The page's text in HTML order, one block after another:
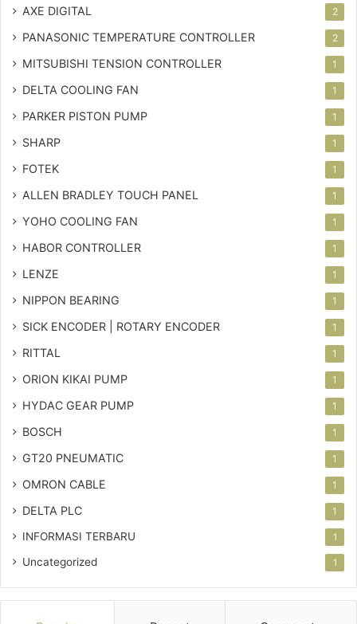
AXE DIGITAL 2
PANASONIC TEMPERATURE CONTROLLER 2
MITSUBISHI TENSION CONTROLLER 1
DELTA COOLING FAN 1
PARKER PISTON PUMP 1
SHARP 1
FOTEK 1
ALLEN BRADLEY TOUCH PANEL 1
YOHO COOLING FAN 1
HABOR CONTROLLER 1
LENZE 1
NIPPON BEARING 1
SICK ENCODER | ROTARY ENCODER 1
RITTAL 1
ORION KIKAI PUMP 1
HYDAC GEAR PUMP 1
BOSCH 1
GT20 PNEUMATIC 1
OMRON CABLE 1
DELTA PLC 1
INFORMASI TERBARU 1
Uncategorized 1